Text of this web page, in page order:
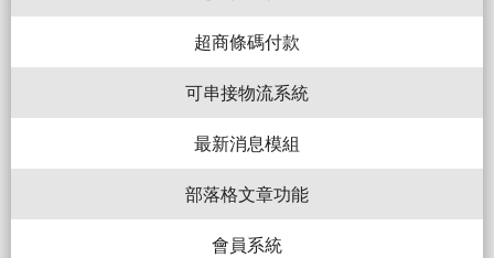
超商條碼付款
可串接物流系統
最新消息模組
部落格文章功能
會員系統